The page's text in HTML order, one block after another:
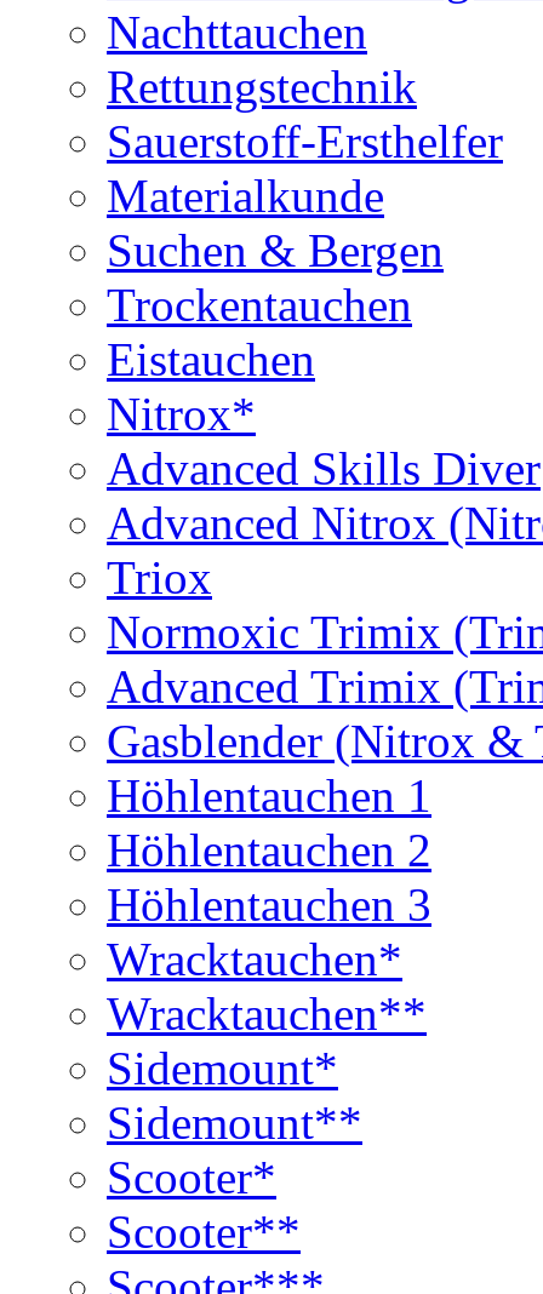
Nachttauchen
Rettungstechnik
Sauerstoff-Ersthelfer
Materialkunde
Suchen & Bergen
Trockentauchen
Eistauchen
Nitrox*
Advanced Skills Diver
Advanced Nitrox
Triox
Normoxic Trimix
Advanced Trimix
Gasblender (Nitrox
Höhlentauchen 1
Höhlentauchen 2
Höhlentauchen 3
Wracktauchen*
Wracktauchen**
Sidemount*
Sidemount**
Scooter*
Scooter**